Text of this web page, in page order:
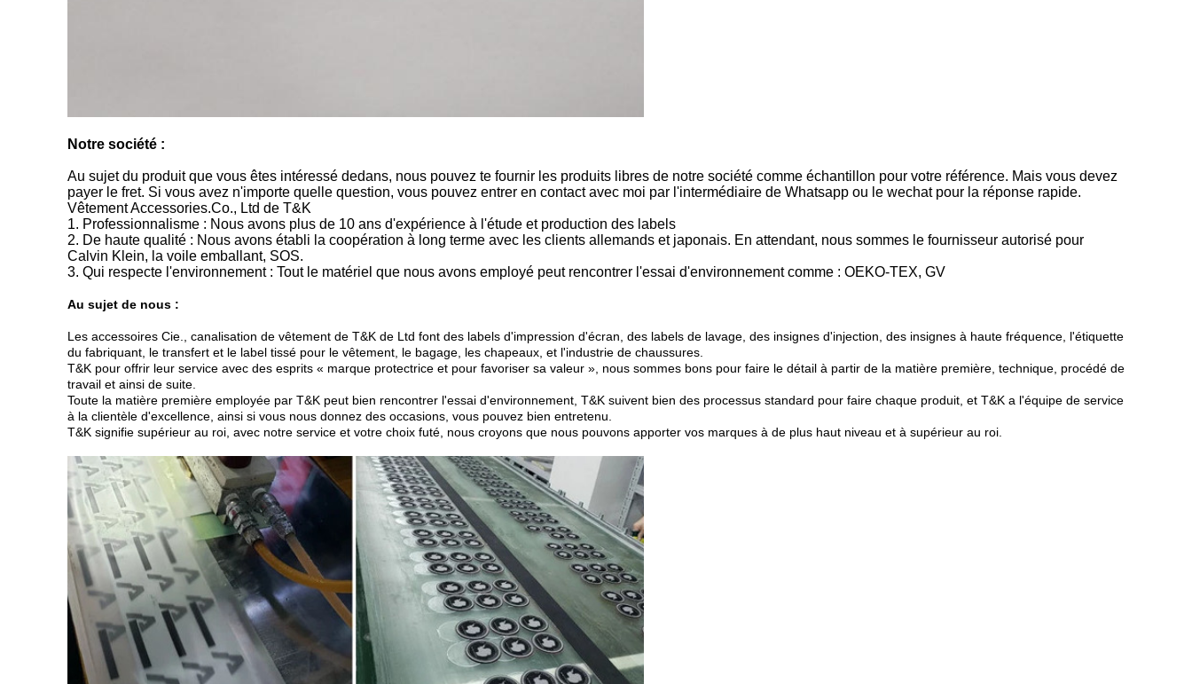
Notre société :
Au sujet du produit que vous êtes intéressé dedans, nous pouvez te fournir les produits libres de notre société comme échantillon pour votre référence. Mais vous devez
payer le fret. Si vous avez n'importe quelle question, vous pouvez entrer en contact avec moi par l'intermédiaire de Whatsapp ou le wechat pour la réponse rapide.
Vêtement Accessories.Co., Ltd de T&K
1. Professionnalisme : Nous avons plus de 10 ans d'expérience à l'étude et production des labels
2. De haute qualité : Nous avons établi la coopération à long terme avec les clients allemands et japonais. En attendant, nous sommes le fournisseur autorisé pour
Calvin Klein, la voile emballant, SOS.
3. Qui respecte l'environnement : Tout le matériel que nous avons employé peut rencontrer l'essai d'environnement comme : OEKO-TEX, GV
Au sujet de nous :
Les accessoires Cie., canalisation de vêtement de T&K de Ltd font des labels d'impression d'écran, des labels de lavage, des insignes d'injection, des insignes à haute fréquence, l'étiquette
du fabriquant, le transfert et le label tissé pour le vêtement, le bagage, les chapeaux, et l'industrie de chaussures.
T&K pour offrir leur service avec des esprits « marque protectrice et pour favoriser sa valeur », nous sommes bons pour faire le détail à partir de la matière première, technique, procédé de
travail et ainsi de suite.
Toute la matière première employée par T&K peut bien rencontrer l'essai d'environnement, T&K suivent bien des processus standard pour faire chaque produit, et T&K a l'équipe de service
à la clientèle d'excellence, ainsi si vous nous donnez des occasions, vous pouvez bien entretenu.
T&K signifie supérieur au roi, avec notre service et votre choix futé, nous croyons que nous pouvons apporter vos marques à de plus haut niveau et à supérieur au roi.